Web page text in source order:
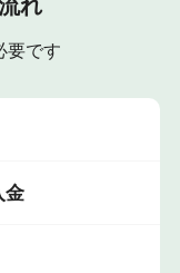
要です
金